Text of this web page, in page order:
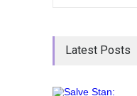
Latest Posts